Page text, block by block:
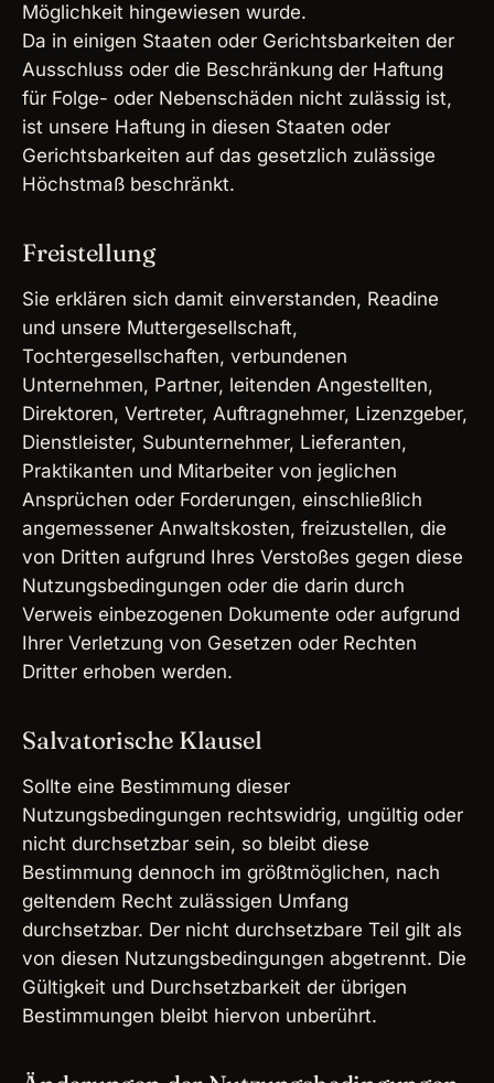
Möglichkeit hingewiesen wurde.
Da in einigen Staaten oder Gerichtsbarkeiten der
Ausschluss oder die Beschränkung der Haftung
für Folge- oder Nebenschäden nicht zulässig ist,
ist unsere Haftung in diesen Staaten oder
Gerichtsbarkeiten auf das gesetzlich zulässige
Höchstmaß beschränkt.
Freistellung
Sie erklären sich damit einverstanden, Readine
und unsere Muttergesellschaft,
Tochtergesellschaften, verbundenen
Unternehmen, Partner, leitenden Angestellten,
Direktoren, Vertreter, Auftragnehmer, Lizenzgeber,
Dienstleister, Subunternehmer, Lieferanten,
Praktikanten und Mitarbeiter von jeglichen
Ansprüchen oder Forderungen, einschließlich
angemessener Anwaltskosten, freizustellen, die
von Dritten aufgrund Ihres Verstoßes gegen diese
Nutzungsbedingungen oder die darin durch
Verweis einbezogenen Dokumente oder aufgrund
Ihrer Verletzung von Gesetzen oder Rechten
Dritter erhoben werden.
Salvatorische Klausel
Sollte eine Bestimmung dieser
Nutzungsbedingungen rechtswidrig, ungültig oder
nicht durchsetzbar sein, so bleibt diese
Bestimmung dennoch im größtmöglichen, nach
geltendem Recht zulässigen Umfang
durchsetzbar. Der nicht durchsetzbare Teil gilt als
von diesen Nutzungsbedingungen abgetrennt. Die
Gültigkeit und Durchsetzbarkeit der übrigen
Bestimmungen bleibt hiervon unberührt.